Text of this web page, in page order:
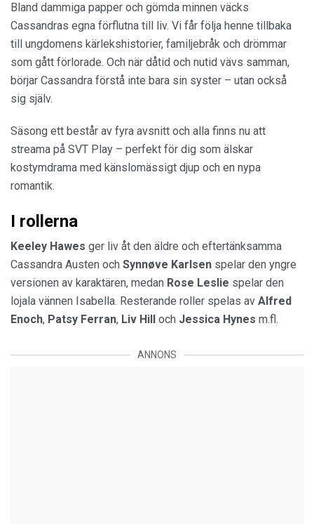
Bland dammiga papper och gömda minnen väcks
Cassandras egna förflutna till liv. Vi får följa henne tillbaka
till ungdomens kärlekshistorier, familjebråk och drömmar
som gått förlorade. Och när dåtid och nutid vävs samman,
börjar Cassandra förstå inte bara sin syster – utan också
sig själv.
Säsong ett består av fyra avsnitt och alla finns nu att
streama på SVT Play – perfekt för dig som älskar
kostymdrama med känslomässigt djup och en nypa
romantik.
I rollerna
Keeley Hawes ger liv åt den äldre och eftertänksamma
Cassandra Austen och Synnøve Karlsen spelar den yngre
versionen av karaktären, medan Rose Leslie spelar den
lojala vännen Isabella. Resterande roller spelas av Alfred
Enoch, Patsy Ferran, Liv Hill och Jessica Hynes m.fl.
ANNONS